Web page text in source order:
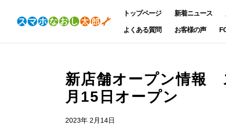
トップページ 新着ニュース
よくある質問 お客様の声
新店舗オープン情報
月15日オープン
2023年 2月14日